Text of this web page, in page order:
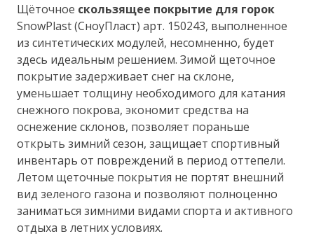
Щёточное скользящее покрытие для горок
SnowPlast (СноуПласт) арт. 150243, выполненное
из синтетических модулей, несомненно, будет
здесь идеальным решением. Зимой щеточное
покрытие задерживает снег на склоне,
уменьшает толщину необходимого для катания
снежного покрова, экономит средства на
оснежение склонов, позволяет пораньше
открыть зимний сезон, защищает спортивный
инвентарь от повреждений в период оттепели.
Летом щеточные покрытия не портят внешний
вид зеленого газона и позволяют полноценно
заниматься зимними видами спорта и активного
отдыха в летних условиях.